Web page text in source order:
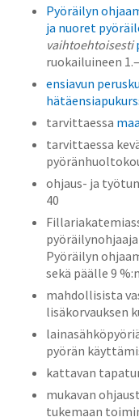
Pyöräilyn
ja nuoret
vaihtoehtoisesti
ruokailuineen
ensiavun
tarvittaessa
tarvittaessa
ohjaus- ja
40
Pyöräilyn
sekä päälle 9
mahdollisista
lisäkorvauksen
pyörän
kattavan
mukavan
tukemaan